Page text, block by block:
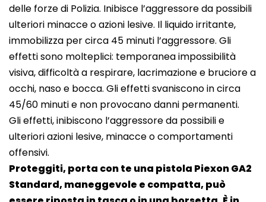
delle forze di Polizia. Inibisce l’aggressore da possibili
ulteriori minacce o azioni lesive. Il liquido irritante,
immobilizza per circa 45 minuti l’aggressore. Gli
effetti sono molteplici: temporanea impossibilità
visiva, difficoltà a respirare, lacrimazione e bruciore a
occhi, naso e bocca. Gli effetti svaniscono in circa
45/60 minuti e non provocano danni permanenti.
Gli effetti, inibiscono l’aggressore da possibili e
ulteriori azioni lesive, minacce o comportamenti
offensivi.
Proteggiti, porta con te una pistola Piexon GA2
Standard, maneggevole e compatta, può